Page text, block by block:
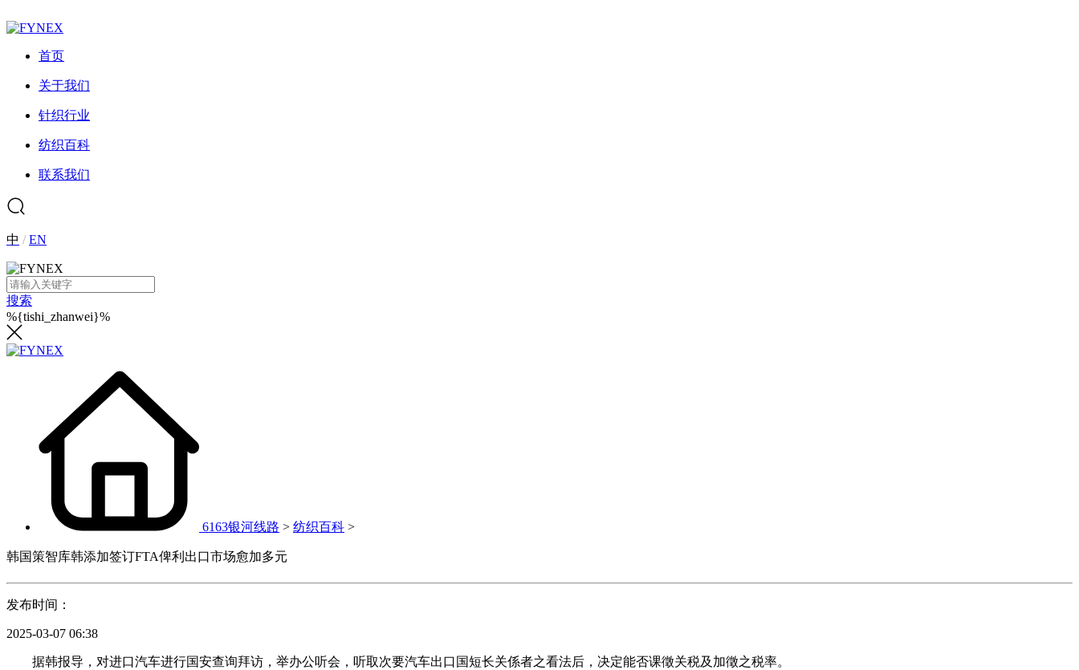
首页
关于我们
针织行业
纺织百科
联系我们
中 /EN
搜索
%{tishi_zhanwei}%
6163银河线路 > 纺织百科 >
韩国策智库韩添加签订FTA俾利出口市场愈加多元
发布时间：
2025-03-07 06:38
据韩报导，对进口汽车进行国安查询拜访，举办公听会，听取次要汽车出口国短长关係者之看法后，决定能否课徵关税及加徵之税率。